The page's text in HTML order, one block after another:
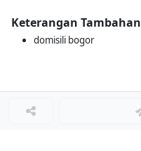
Keterangan Tambahan
domisili bogor